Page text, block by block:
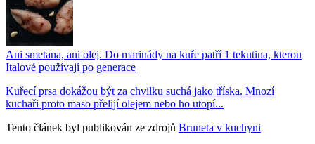
Ani smetana, ani olej. Do marinády na kuře patří 1 tekutina, kterou
Italové používají po generace
Kuřecí prsa dokážou být za chvilku suchá jako tříska. Mnozí
kuchaři proto maso přelijí olejem nebo ho utopí...
Tento článek byl publikován ze zdrojů Bruneta v kuchyni